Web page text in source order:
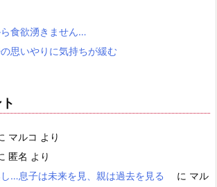
食欲湧きません…
思いやりに気持ちが緩む
マルコ より
匿名 より
…息子は未来を見、親は過去を見る
に マル